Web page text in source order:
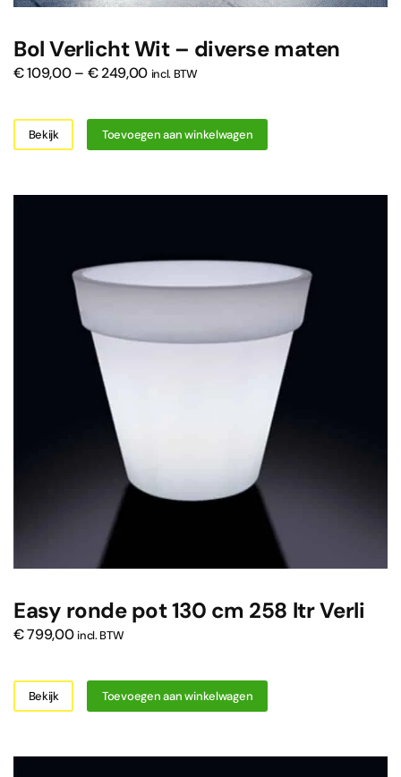
Bol Verlicht Wit – diverse maten
€109,00 – €249,00Prijsklasse:
€ 249,00
incl. BTW
Bekijk Toevoegen aan winkelwagen
Easy ronde pot 130 cm 258 ltr Verli
€799,00 incl. BTW
Bekijk Toevoegen aan winkelwagen